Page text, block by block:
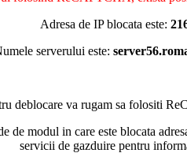
Adresa de IP blocata este:
serverului este:
deblocare va rugam sa folositi
modul in care este blocata
servicii de gazduire pentru